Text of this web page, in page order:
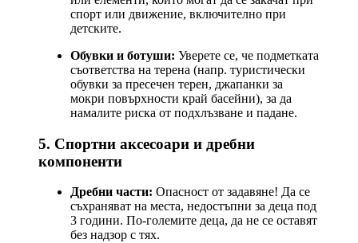
спорт или движение, включително при
детските.
Обувки и ботуши: Уверете се, че подметката
съответства на терена (напр. туристически
обувки за пресечен терен, джапанки за
мокри повърхности край басейни), за да
намалите риска от подхлъзване и падане.
5. Спортни аксесоари и дребни
компоненти
Дребни части: Опасност от задавяне! Да се
съхраняват на места, недостъпни за деца под
3 години. По-големите деца, да не се оставят
без надзор с тях.